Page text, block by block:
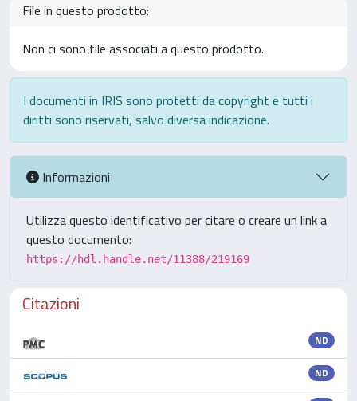
File in questo prodotto:
Non ci sono file associati a questo prodotto.
I documenti in IRIS sono protetti da copyright e tutti i
diritti sono riservati, salvo diversa indicazione.
Informazioni
Utilizza questo identificativo per citare o creare un link a
questo documento:
https://hdl.handle.net/11388/219169
Citazioni
ND
ND